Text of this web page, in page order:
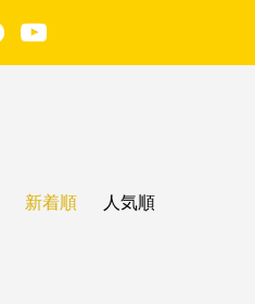
新着順 人気順